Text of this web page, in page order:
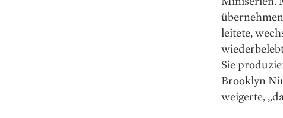
leitete,
Sie
Brooklyn
weigerte,